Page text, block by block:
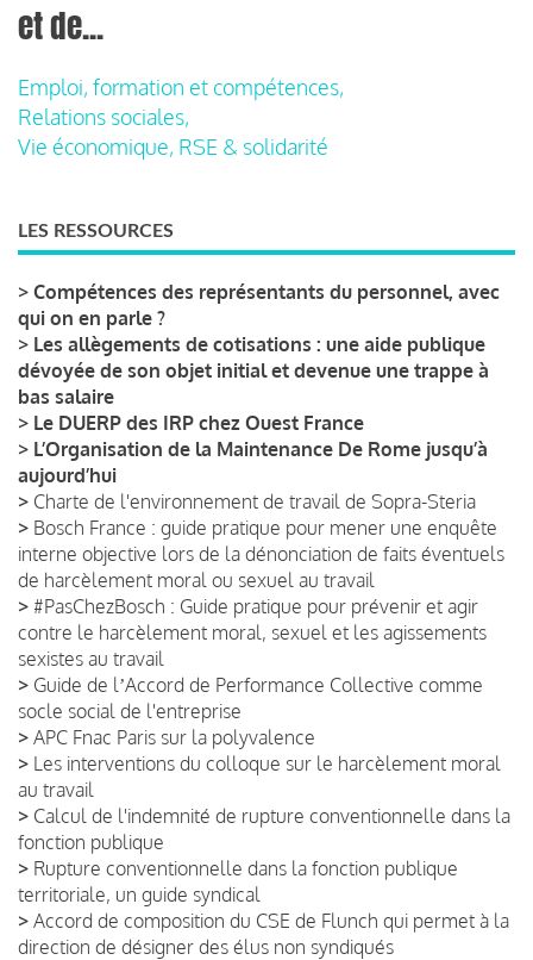
et de...
Emploi, formation et compétences,
Relations sociales,
Vie économique, RSE & solidarité
LES RESSOURCES
> Compétences des représentants du personnel, avec
qui on en parle ?
> Les allègements de cotisations : une aide publique
dévoyée de son objet initial et devenue une trappe à
bas salaire
> Le DUERP des IRP chez Ouest France
> L’Organisation de la Maintenance De Rome jusqu’à
aujourd’hui
> Charte de l'environnement de travail de Sopra-Steria
> Bosch France : guide pratique pour mener une enquête
interne objective lors de la dénonciation de faits éventuels
de harcèlement moral ou sexuel au travail
> #PasChezBosch : Guide pratique pour prévenir et agir
contre le harcèlement moral, sexuel et les agissements
sexistes au travail
> Guide de lʼAccord de Performance Collective comme
socle social de l'entreprise
> APC Fnac Paris sur la polyvalence
> Les interventions du colloque sur le harcèlement moral
au travail
> Calcul de l'indemnité de rupture conventionnelle dans la
fonction publique
> Rupture conventionnelle dans la fonction publique
territoriale, un guide syndical
> Accord de composition du CSE de Flunch qui permet à la
direction de désigner des élus non syndiqués